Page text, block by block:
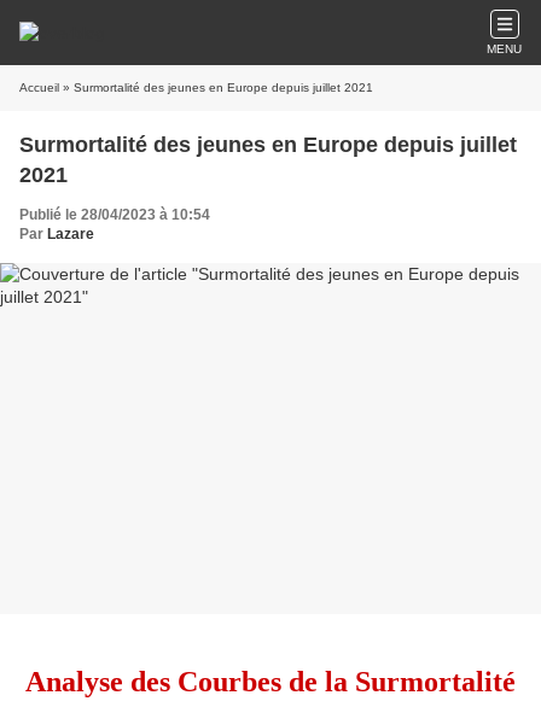
MENU
Accueil » Surmortalité des jeunes en Europe depuis juillet 2021
Surmortalité des jeunes en Europe depuis juillet
2021
Publié le 28/04/2023 à 10:54
Par Lazare
Analyse des Courbes de la Surmortalité